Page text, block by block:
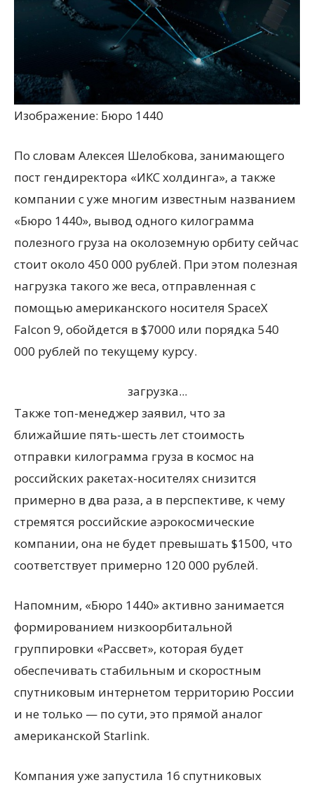
Изображение: Бюро 1440
По словам Алексея Шелобкова, занимающего
пост гендиректора «ИКС холдинга», а также
компании с уже многим известным названием
«Бюро 1440», вывод одного килограмма
полезного груза на околоземную орбиту сейчас
стоит около 450 000 рублей. При этом полезная
нагрузка такого же веса, отправленная с
помощью американского носителя SpaceX
Falcon 9, обойдется в $7000 или порядка 540
000 рублей по текущему курсу.
загрузка...
Также топ-менеджер заявил, что за
ближайшие пять-шесть лет стоимость
отправки килограмма груза в космос на
российских ракетах-носителях снизится
примерно в два раза, а в перспективе, к чему
стремятся российские аэрокосмические
компании, она не будет превышать $1500, что
соответствует примерно 120 000 рублей.
Напомним, «Бюро 1440» активно занимается
формированием низкоорбитальной
группировки «Рассвет», которая будет
обеспечивать стабильным и скоростным
спутниковым интернетом территорию России
и не только — по сути, это прямой аналог
американской Starlink.
Компания уже запустила 16 спутниковых